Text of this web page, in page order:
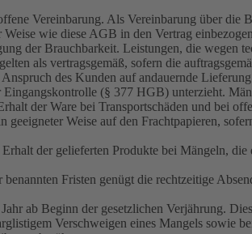
Vereinbarung. Als Vereinbarung über die
wie diese AGB in den Vertrag
der Brauchbarkeit. Leistungen, die wegen
als vertragsgemäß, sofern die
des Kunden auf andauernde
(§ 377 HGB) unterzieht.
der Ware bei Transportschäden und bei
Weise auf den Frachtpapieren,
der gelieferten Produkte bei Mängeln,
Fristen genügt die rechtzeitige
ab Beginn der gesetzlichen Verjährung.
Verschweigen eines Mangels sowie